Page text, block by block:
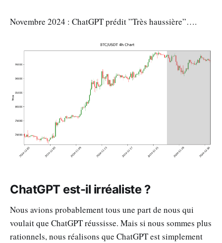
Novembre 2024 : ChatGPT prédit ”Très haussière”….
ChatGPT est-il irréaliste ?
Nous avions probablement tous une part de nous qui
voulait que ChatGPT réussisse. Mais si nous sommes plus
rationnels, nous réalisons que ChatGPT est simplement